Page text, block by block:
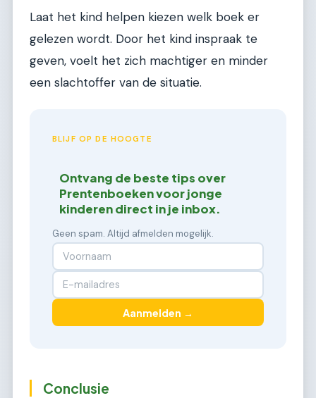
Laat het kind helpen kiezen welk boek er
gelezen wordt. Door het kind inspraak te
geven, voelt het zich machtiger en minder
een slachtoffer van de situatie.
BLIJF OP DE HOOGTE
Ontvang de beste tips over
Prentenboeken voor jonge
kinderen direct in je inbox.
Geen spam. Altijd afmelden mogelijk.
Aanmelden →
Conclusie